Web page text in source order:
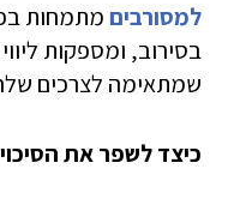
למסורביםמתמחות
בסירוב, ומספקות
שמתאימה לצרכים
כיצד לשפר את